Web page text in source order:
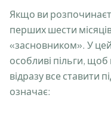
Якщо ви
перших шести
«засновником». У
особливі пільги,
відразу все ставити
означає: